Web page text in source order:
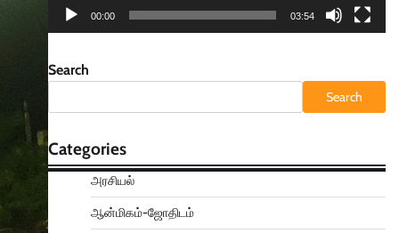
00:00 03:54
Search
Search
Categories
அரசியல்
ஆன்மிகம்-ஜோதிடம்